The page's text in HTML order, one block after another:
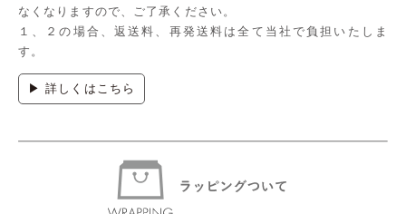
なくなりますので、ご了承ください。
１、２の場合、返送料、再発送料は全て当社で負担いたしま
す。
▶ 詳しくはこちら